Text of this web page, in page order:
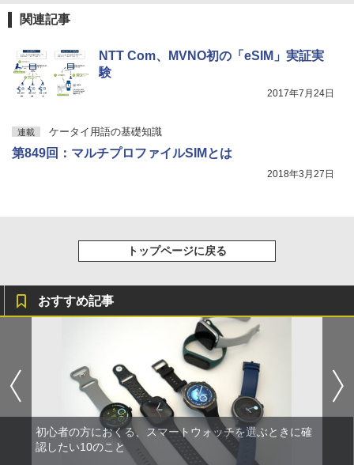
関連記事
NTT Com、MVNO初の「eSIM」実証実
験
2017年7月24日
連載 ケータイ用語の基礎知識
第849回：マルチプロファイルSIMとは
2018年3月27日
トップページに戻る
おすすめ記事
初心者の方におくる、スマートウォッチを選ぶときに確
認したい10のこと